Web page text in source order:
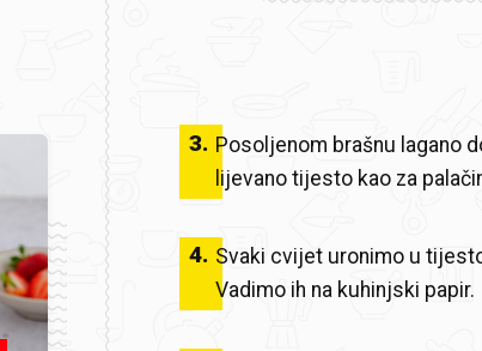
3. Posoljenom brašnu lagano
lijevano tijesto kao za
4. Svaki cvijet uronimo u
Vadimo ih na kuhinjski papir.